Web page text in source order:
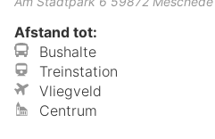
Afstand tot:
Bushalte
Treinstation
Vliegveld
Centrum